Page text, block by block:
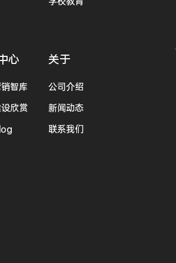
心
智库
欣赏
关于
公司介绍
新闻动态
联系我们